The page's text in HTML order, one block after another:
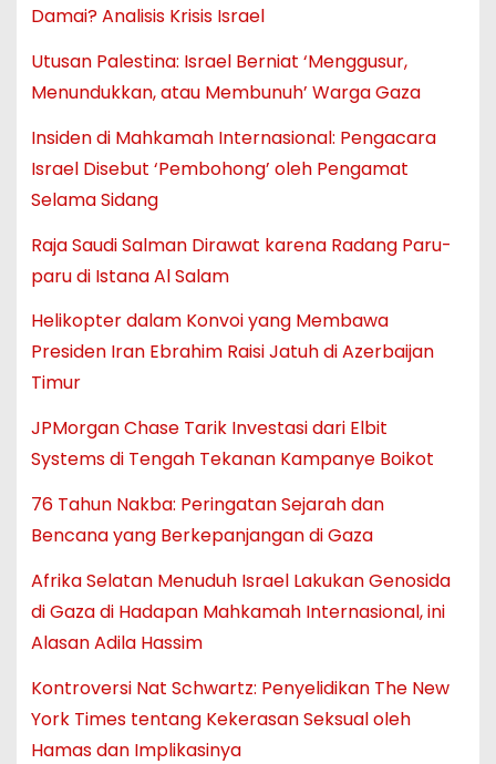
Damai? Analisis Krisis Israel
Utusan Palestina: Israel Berniat ‘Menggusur,
Menundukkan, atau Membunuh’ Warga Gaza
Insiden di Mahkamah Internasional: Pengacara
Israel Disebut ‘Pembohong’ oleh Pengamat
Selama Sidang
Raja Saudi Salman Dirawat karena Radang Paru-
paru di Istana Al Salam
Helikopter dalam Konvoi yang Membawa
Presiden Iran Ebrahim Raisi Jatuh di Azerbaijan
Timur
JPMorgan Chase Tarik Investasi dari Elbit
Systems di Tengah Tekanan Kampanye Boikot
76 Tahun Nakba: Peringatan Sejarah dan
Bencana yang Berkepanjangan di Gaza
Afrika Selatan Menuduh Israel Lakukan Genosida
di Gaza di Hadapan Mahkamah Internasional, ini
Alasan Adila Hassim
Kontroversi Nat Schwartz: Penyelidikan The New
York Times tentang Kekerasan Seksual oleh
Hamas dan Implikasinya